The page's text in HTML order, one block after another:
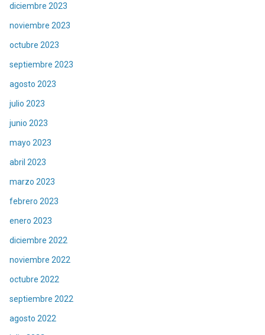
diciembre 2023
noviembre 2023
octubre 2023
septiembre 2023
agosto 2023
julio 2023
junio 2023
mayo 2023
abril 2023
marzo 2023
febrero 2023
enero 2023
diciembre 2022
noviembre 2022
octubre 2022
septiembre 2022
agosto 2022